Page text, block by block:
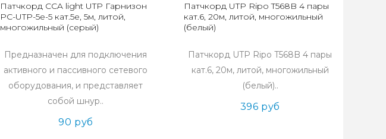
Патчкорд CCA light UTP Гарнизон
PC-UTP-5e-5 кат.5e, 5м, литой,
многожильный (серый)
Предназначен для подключения
активного и пассивного сетевого
оборудования, и представляет
собой шнур..
90 руб
Патчкорд UTP Ripo T568B 4 пары
кат.6, 20м, литой, многожильный
(белый)
Патчкорд UTP Ripo T568B 4 пары
кат.6, 20м, литой, многожильный
(белый)..
396 руб